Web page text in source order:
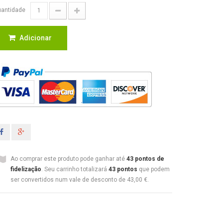
Adicionar
Ao comprar este produto pode ganhar até 43 pontos de
fidelização . Seu carrinho totalizará 43 pontos que podem
ser convertidos num vale de desconto de 43,00 €